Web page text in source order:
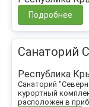
Подробнее
Санаторий
Республика
Санаторий
курортный
расположен в